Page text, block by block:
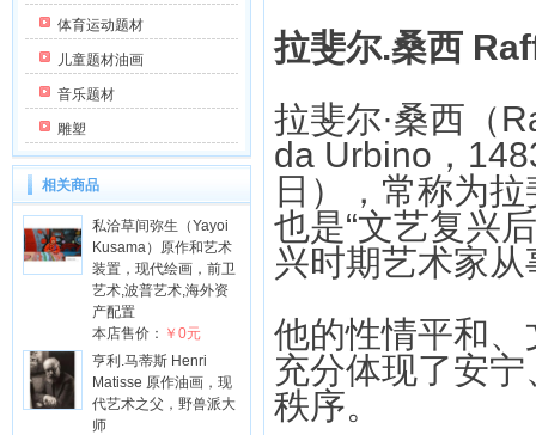
体育运动题材
儿童题材油画
音乐题材
雕塑
相关商品
私洽草间弥生（Yayoi
Kusama）原作和艺术
装置，现代绘画，前卫
艺术,波普艺术,海外资
产配置
本店售价： ￥0元
亨利.马蒂斯 Henri
Matisse 原作油画，现
代艺术之父，野兽派大
师
拉斐尔.桑西
拉斐尔·桑西（
da Urbino，
日），常称为
也是“文艺复兴
兴时期艺术家
他的性情平和
充分体现了安
秩序。